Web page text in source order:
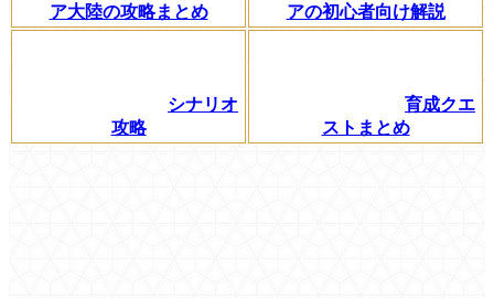
ア大陸の攻略まとめ
アの初心者向け解説
シナリオ
攻略
育成クエ
ストまとめ